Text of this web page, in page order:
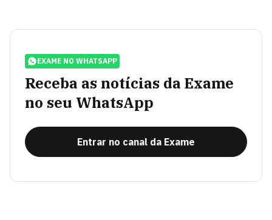
EXAME NO WHATSAPP
Receba as notícias da Exame
no seu WhatsApp
Entrar no canal da Exame